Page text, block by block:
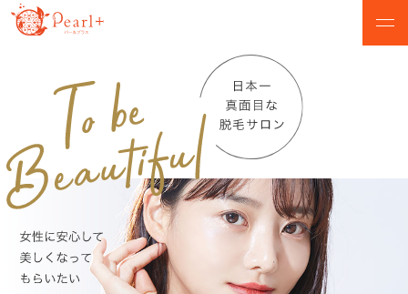
ABOUT
パールプラスについて
CAMPAIGN
脱毛キャンペーン
VOICE
お客様の声
MENU
美肌脱毛メニュー
SALON
店舗検索
FLOW
初めての方へ